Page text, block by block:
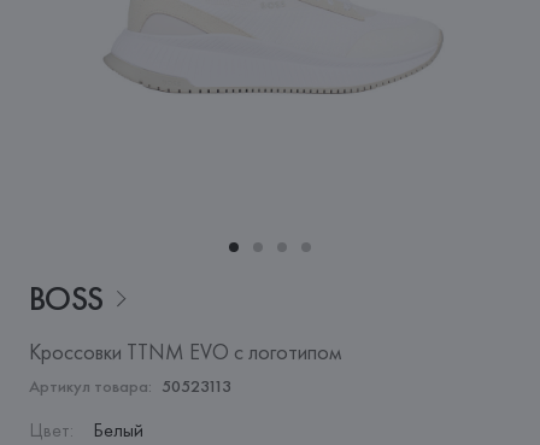
BOSS
Кроссовки TTNM EVO с логотипом
Артикул товара: 50523113
Цвет: Белый